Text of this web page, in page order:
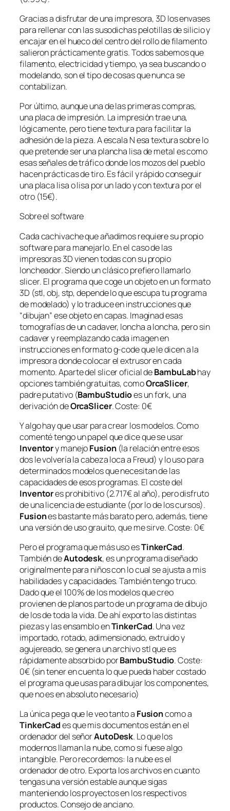
Gracias a disfrutar de una impresora, 3D los envases
para rellenar con las susodichas pelotillas de silicio y
encajar en el hueco del centro del rollo de filamento
salieron prácticamente gratis. Todos sabemos que
filamento, electricidad y tiempo, ya sea buscando o
modelando, son el tipo de cosas que nunca se
contabilizan.
Por último, aunque una de las primeras compras,
una placa de impresión. La impresión trae una,
lógicamente, pero tiene textura para facilitar la
adhesión de la pieza. A escala N esa textura sobre lo
que pretende ser una plancha lisa de metal es como
esas señales de tráfico donde los mozos del pueblo
hacen prácticas de tiro. Es fácil y rápido conseguir
una placa lisa o lisa por un lado y con textura por el
otro (15€).
Sobre el software
Cada cachivache que añadimos requiere su propio
software para manejarlo. En el caso de las
impresoras 3D vienen todas con su propio
loncheador. Siendo un clásico prefiero llamarlo
slicer. El programa que coge un objeto en un formato
3D (stl, obj, stp, depende lo que escupa tu programa
de modelado) y lo traduce en instrucciones que
“dibujan” ese objeto en capas. Imaginad esas
tomografías de un cadaver, loncha a loncha, pero sin
cadaver y reemplazando cada imagen en
instrucciones en formatog-codeque le dicen a la
impresora donde colocar el extrusor en cada
momento. Aparte del slicer oficial deBambuLabhay
opciones también gratuitas, comoOrcaSlicer,
padre putativo (BambuStudioes unfork, una
derivación deOrcaSlicer. Coste: 0€
Y algo hay que usar para crear los modelos. Como
comenté tengo un papel que dice que se usar
Inventory manejoFusion(la relación entre esos
dos le volvería la cabeza loca a Freud) y lo uso para
determinados modelos que necesitan de las
capacidades de esos programas. El coste del
Inventores prohibitivo (2.717€ al año), pero disfruto
de una licencia de estudiante (por lo de los cursos).
Fusiones bastante más barato pero, además, tiene
una versión de uso grauito, que me sirve. Coste: 0€
Pero el programa que más uso esTinkerCad.
También deAutodesk, es un programa diseñado
originalmente para niños con lo cual se ajusta a mis
habilidades y capacidades. También tengo truco.
Dado que el 100% de los modelos que creo
provienen de planos parto de un programa de dibujo
de los de toda la vida. De ahí exporto las distintas
piezas y las ensamblo enTinkerCad. Una vez
importado, rotado, adimensionado, extruido y
agujereado, se genera un archivostlque es
rápidamente absorbido porBambuStudio. Coste:
0€ (sin tener en cuenta lo que pueda haber costado
el programa que usas para dibujar los componentes,
que no es en absoluto necesario)
La única pega que le veo tanto a Fusioncomo a
TinkerCades que mis documentos están en el
ordenador del señorAutoDesk. Lo que los
modernos llaman la nube, como si fuese algo
intangible. Pero recordemos: la nube es el
ordenador de otro. Exporta los archivos en cuanto
tengas una versión estable aunque sigas
manteniendo los proyectos en los respectivos
productos. Consejo de anciano.